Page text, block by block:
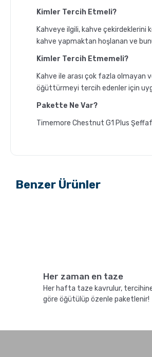
Kimler Tercih Etmeli?
Kahveye ilgili, kahve
kahve yapmaktan hoşlanan ve
Kimler Tercih Etmemeli?
Kahve ile arası çok fazla olmayan
öğüttürmeyi tercih edenler için
Pakette Ne Var?
Timemore Chestnut G1 Plus
GROSCHE Milano Mokapot
Kahve Nasıl Öğütülür,
Benzer Ürünler
Her zaman en taze
Her hafta taze kavrulur,
göre öğütülüp özenle paketlenir!